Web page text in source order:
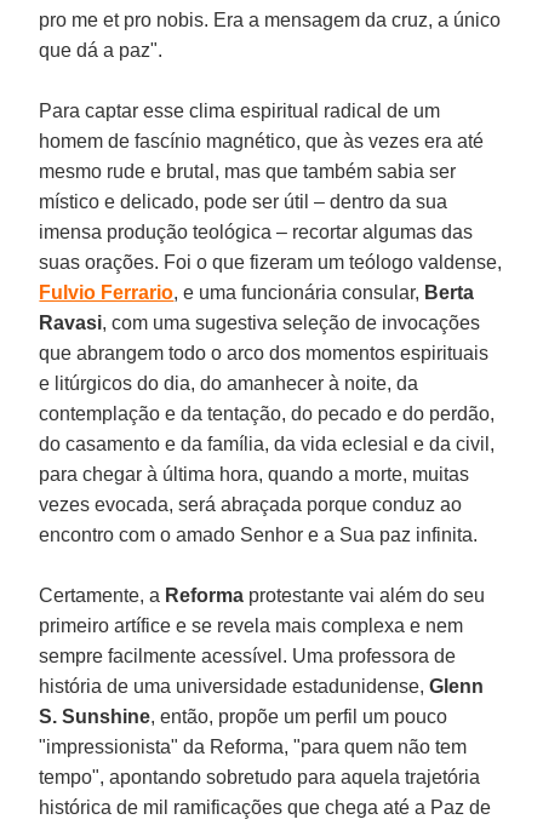
pro me et pro nobis. Era a mensagem da cruz, a único
que dá a paz".
Para captar esse clima espiritual radical de um
homem de fascínio magnético, que às vezes era até
mesmo rude e brutal, mas que também sabia ser
místico e delicado, pode ser útil – dentro da sua
imensa produção teológica – recortar algumas das
suas orações. Foi o que fizeram um teólogo valdense,
Fulvio Ferrario, e uma funcionária consular, Berta
Ravasi, com uma sugestiva seleção de invocações
que abrangem todo o arco dos momentos espirituais
e litúrgicos do dia, do amanhecer à noite, da
contemplação e da tentação, do pecado e do perdão,
do casamento e da família, da vida eclesial e da civil,
para chegar à última hora, quando a morte, muitas
vezes evocada, será abraçada porque conduz ao
encontro com o amado Senhor e a Sua paz infinita.
Certamente, a Reforma protestante vai além do seu
primeiro artífice e se revela mais complexa e nem
sempre facilmente acessível. Uma professora de
história de uma universidade estadunidense,Glenn
S. Sunshine, então, propõe um perfil um pouco
"impressionista" da Reforma, "para quem não tem
tempo", apontando sobretudo para aquela trajetória
histórica de mil ramificações que chega até a Paz de